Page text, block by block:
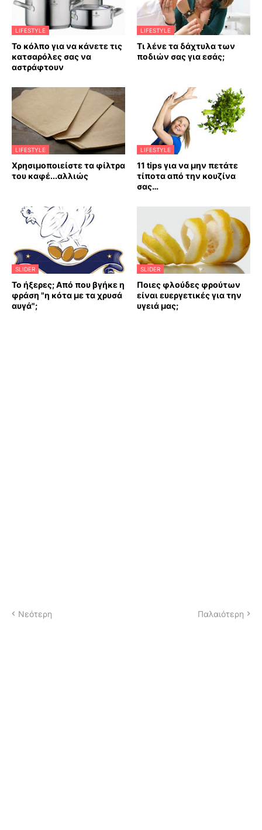
LIFESTYLE
Το κόλπο για να κάνετε τις
κατσαρόλες σας να
αστράφτουν
LIFESTYLE
Τι λένε τα δάχτυλα των
ποδιών σας για εσάς;
LIFESTYLE
Χρησιμοποιείστε τα φίλτρα
του καφέ...αλλιώς
LIFESTYLE
11 tips για να μην πετάτε
τίποτα από την κουζίνα
σας…
SLIDER
Το ήξερες; Από που βγήκε η
φράση "η κότα με τα χρυσά
αυγά";
SLIDER
Ποιες φλούδες φρούτων
είναι ευεργετικές για την
υγειά μας;
Νεότερη Παλαιότερη